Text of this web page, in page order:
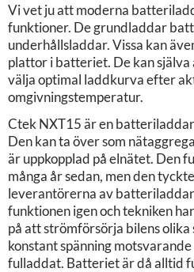
Vi vet ju att moderna
funktioner. De grundladdar
underhållsladdar. Vissa kan
plattor i batteriet. De kan
välja optimal laddkurva efter
omgivningstemperatur.
Ctek NXT15 är en
Den kan ta över som
är uppkopplad på elnätet. Den
många år sedan, men den
leverantörerna av
funktionen igen och tekniken
på att strömförsörja bilens
konstant spänning
fulladdat. Batteriet är då alltid